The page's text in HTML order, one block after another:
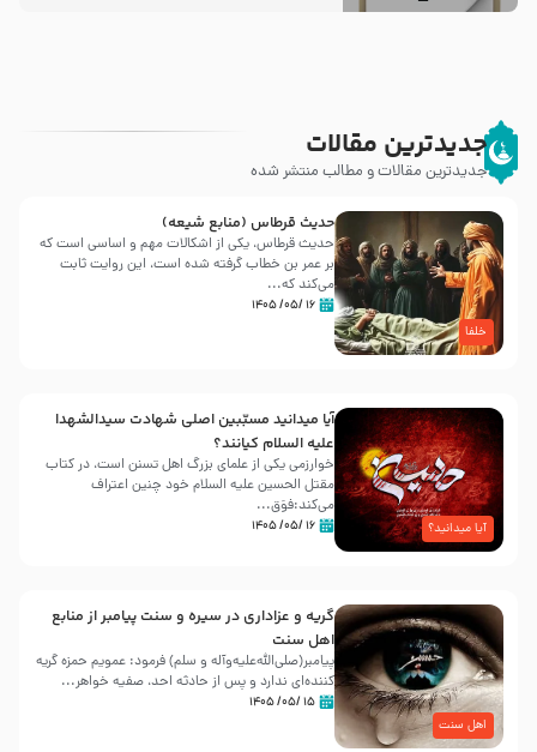
جدیدترین مقالات
جدیدترین مقالات و مطالب منتشر شده
خلفا
حدیث قرطاس (منابع شیعه)
حدیث قرطاس، یکی از اشکالات مهم و اساسی است که
بر عمر بن خطاب گرفته شده است، این روایت ثابت
می‌کند که...
۱۶ /۰۵/ ۱۴۰۵
آیا میدانید؟
آیا میدانید مسبّبین اصلی شهادت سیدالشهدا
علیه ‌السلام کیانند؟
خوارزمی یکی از علمای بزرگ اهل تسنن است، در کتاب
مقتل الحسین علیه ‌السلام خود چنین اعتراف
می‌کند:فوَق...
۱۶ /۰۵/ ۱۴۰۵
اهل سنت
گریه و عزاداری در سیره و سنت پیامبر از منابع
اهل سنت
پیامبر(صلی‌الله‌علیه‌وآله و سلم) فرمود: عمویم حمزه گریه
کننده‌ای ندارد و پس از حادثه احد، صفیه خواهر...
۱۵ /۰۵/ ۱۴۰۵